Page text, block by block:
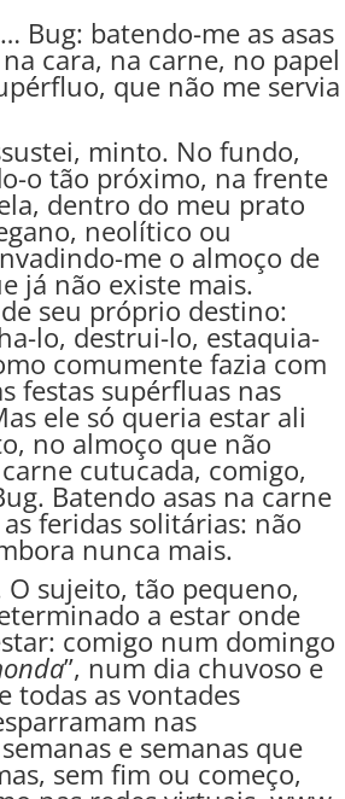
Bug: batendo-me as asas
cara, na carne, no papel
que não me servia
minto. No fundo,
o tão próximo, na frente
dentro do meu prato
neolítico ou
me o almoço de
já não existe mais.
seu próprio destino:
lo, destrui-lo, estaquia-
comumente fazia com
festas supérfluas nas
ele só queria estar ali
no almoço que não
cutucada, comigo,
Batendo asas na carne
feridas solitárias: não
nunca mais.
O sujeito, tão pequeno,
a estar onde
comigo num domingo
”, num dia chuvoso e
todas as vontades
nas
e semanas que
sem fim ou começo,